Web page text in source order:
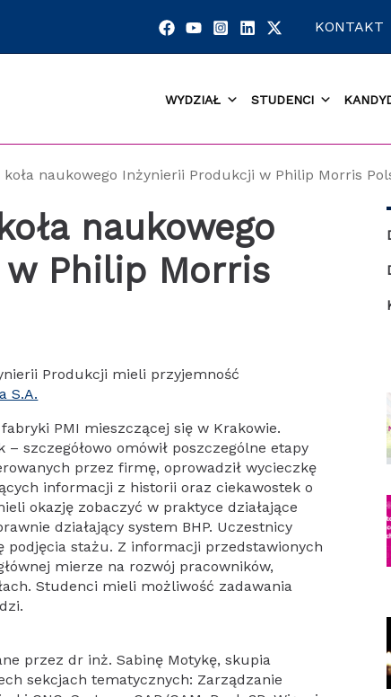
KONTAKT
WYDZIAŁ STUDENCI
naukowego Inżynierii Produkcji w Philip Morris
naukowego
Philip Morris
Produkcji mieli przyjemność
S.A.
PMI mieszczącej się w Krakowie.
szczegółowo omówił poszczególne etapy
przez firmę, oprowadził wycieczkę
informacji z historii oraz ciekawostek o
okazję zobaczyć w praktyce działające
działający system BHP. Uczestnicy
stażu. Z informacji przedstawionych
mierze na rozwój pracowników,
Studenci mieli możliwość zadawania
przez dr inż. Sabinę Motykę, skupia
sekcjach tematycznych: Zarządzanie